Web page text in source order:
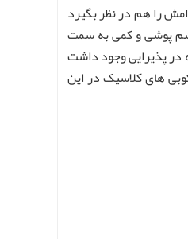
را هم در نظر بگیرد
پوشی و کمی به سمت
در پذیرایی وجود داشت
های کلاسیک در این